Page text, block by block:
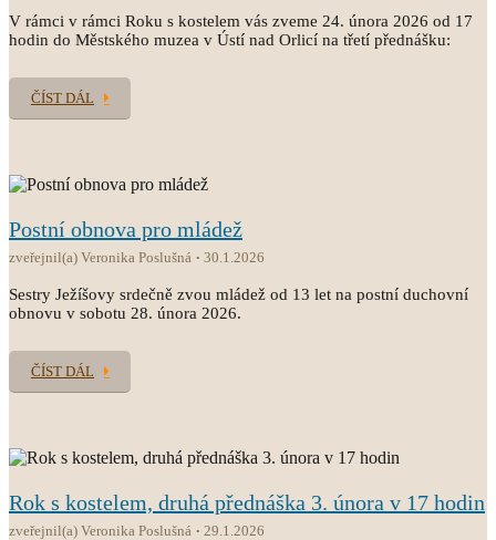
V rámci v rámci Roku s kostelem vás zveme 24. února 2026 od 17
hodin do Městského muzea v Ústí nad Orlicí na třetí přednášku:
ČÍST DÁL
Postní obnova pro mládež
zveřejnil(a) Veronika Poslušná 30.1.2026
Sestry Ježíšovy srdečně zvou mládež od 13 let na postní duchovní
obnovu v sobotu 28. února 2026.
ČÍST DÁL
Rok s kostelem, druhá přednáška 3. února v 17 hodin
zveřejnil(a) Veronika Poslušná 29.1.2026